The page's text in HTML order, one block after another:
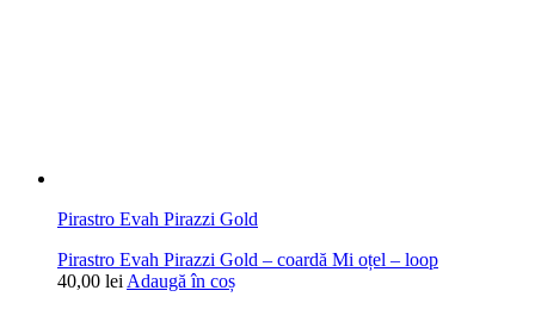
Pirastro Evah Pirazzi Gold
Pirastro Evah Pirazzi Gold – coardă Mi oțel – loop
40,00 lei Adaugă în coș